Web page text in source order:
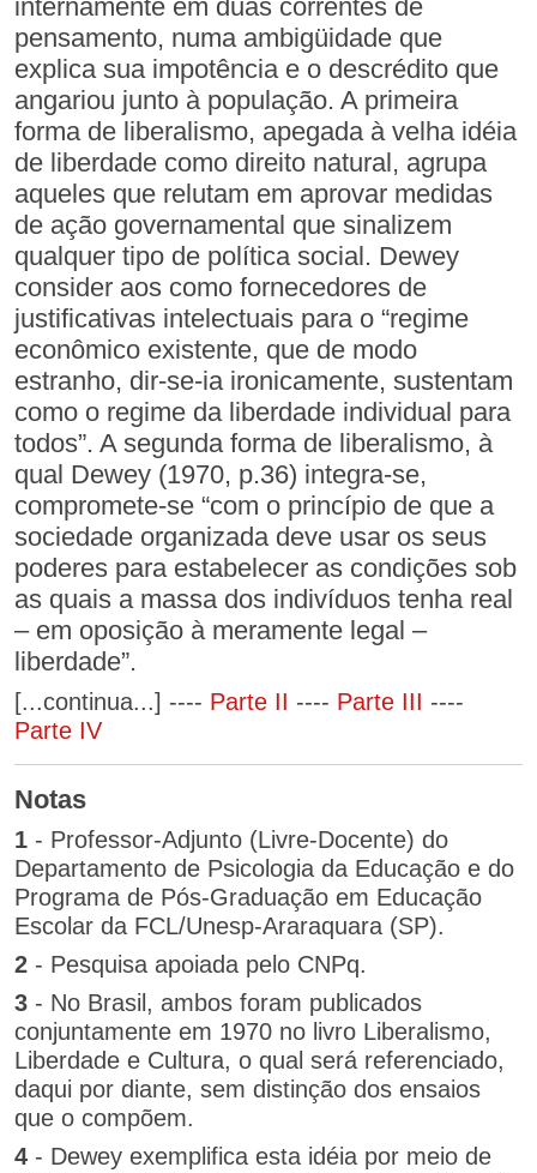
internamente em duas correntes de
pensamento, numa ambigüidade que
explica sua impotência e o descrédito que
angariou junto à população. A primeira
forma de liberalismo, apegada à velha idéia
de liberdade como direito natural, agrupa
aqueles que relutam em aprovar medidas
de ação governamental que sinalizem
qualquer tipo de política social. Dewey
consider aos como fornecedores de
justificativas intelectuais para o “regime
econômico existente, que de modo
estranho, dir-se-ia ironicamente, sustentam
como o regime da liberdade individual para
todos”. A segunda forma de liberalismo, à
qual Dewey (1970, p.36) integra-se,
compromete-se “com o princípio de que a
sociedade organizada deve usar os seus
poderes para estabelecer as condições sob
as quais a massa dos indivíduos tenha real
– em oposição à meramente legal –
liberdade”.
[...continua...] ---- Parte II ---- Parte III ----
Parte IV
Notas
1 - Professor-Adjunto (Livre-Docente) do
Departamento de Psicologia da Educação e do
Programa de Pós-Graduação em Educação
Escolar da FCL/Unesp-Araraquara (SP).
2 - Pesquisa apoiada pelo CNPq.
3 - No Brasil, ambos foram publicados
conjuntamente em 1970 no livro Liberalismo,
Liberdade e Cultura, o qual será referenciado,
daqui por diante, sem distinção dos ensaios
que o compõem.
4 - Dewey exemplifica esta idéia por meio de